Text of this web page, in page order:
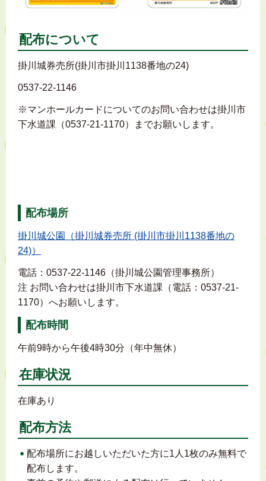
配布について
掛川城券売所(掛川市掛川1138番地の24)
0537-22-1146
※マンホールカードについてのお問い合わせは掛川市
下水道課（0537-21-1170）までお願いします。
配布場所
掛川城公園（掛川城券売所 (掛川市掛川1138番地の
24)）
電話：0537-22-1146（掛川城公園管理事務所）
注 お問い合わせは掛川市下水道課（電話：0537-21-
1170）へお願いします。
配布時間
午前9時から午後4時30分（年中無休）
在庫状況
在庫あり
配布方法
配布場所にお越しいただいた方に1人1枚のみ無料で
配布します。